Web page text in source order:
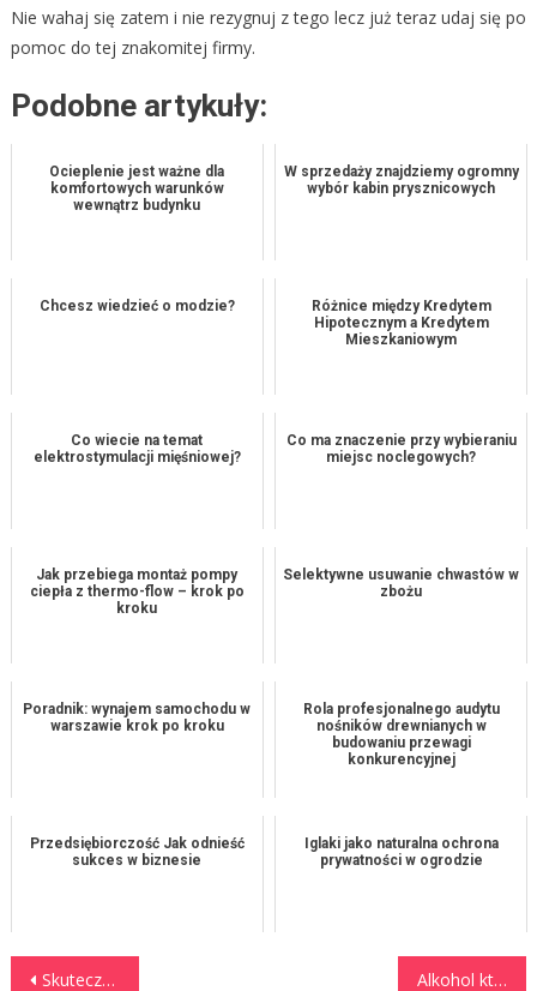
Nie wahaj się zatem i nie rezygnuj z tego lecz już teraz udaj się po
pomoc do tej znakomitej firmy.
Podobne artykuły:
Ocieplenie jest ważne dla
komfortowych warunków
wewnątrz budynku
W sprzedaży znajdziemy ogromny
wybór kabin prysznicowych
Chcesz wiedzieć o modzie?
Różnice między Kredytem
Hipotecznym a Kredytem
Mieszkaniowym
Co wiecie na temat
elektrostymulacji mięśniowej?
Co ma znaczenie przy wybieraniu
miejsc noclegowych?
Jak przebiega montaż pompy
ciepła z thermo-flow – krok po
kroku
Selektywne usuwanie chwastów w
zbożu
Poradnik: wynajem samochodu w
warszawie krok po kroku
Rola profesjonalnego audytu
nośników drewnianych w
budowaniu przewagi
konkurencyjnej
Przedsiębiorczość Jak odnieść
sukces w biznesie
Iglaki jako naturalna ochrona
prywatności w ogrodzie
Nawigacja wpisu
Skuteczna egzekucja komornicza Alkohol który zawsze może być każdemu sprezentowany